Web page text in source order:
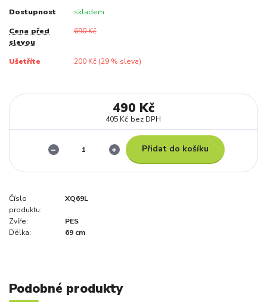
Dostupnost skladem
Cena před
slevou
690 Kč
Ušetříte 200 Kč (29% sleva)
490 Kč
405 Kč bez DPH
Přidat do košíku
Číslo
produktu:
XQ69L
Zvíře:
PES
Délka:
69 cm
Podobné produkty